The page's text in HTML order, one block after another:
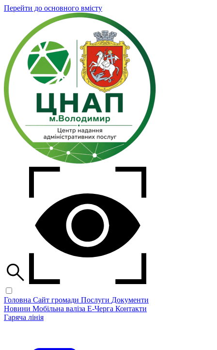
Перейти до основного вмісту
Головна Сайт громади Послуги Документи
Новини Мобільна валіза Е-Черга Контакти
Гаряча лінія